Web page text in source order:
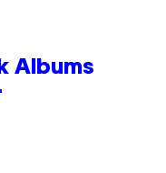
Albums